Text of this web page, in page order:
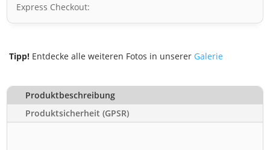
Express Checkout:
Tipp! Entdecke alle weiteren Fotos in unserer Galerie
Produktbeschreibung
Produktsicherheit (GPSR)